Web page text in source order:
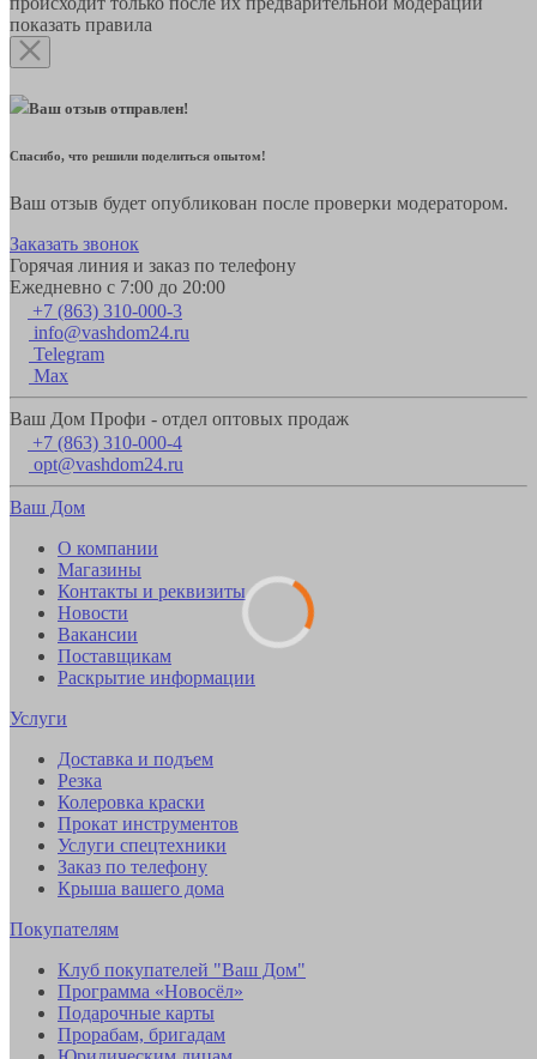
показать правила
Ваш отзыв отправлен!
Спасибо, что решили поделиться опытом!
Ваш отзыв будет опубликован после проверки модератором.
Заказать звонок
Горячая линия и заказ по телефону
Ежедневно с 7:00 до 20:00
+7 (863) 310-000-3
info@vashdom24.ru
Telegram
Max
Ваш Дом Профи - отдел оптовых продаж
+7 (863) 310-000-4
opt@vashdom24.ru
Ваш Дом
О компании
Магазины
Контакты и реквизиты
Новости
Вакансии
Поставщикам
Раскрытие информации
Услуги
Доставка и подъем
Резка
Колеровка краски
Прокат инструментов
Услуги спецтехники
Заказ по телефону
Крыша вашего дома
Покупателям
Клуб покупателей "Ваш Дом"
Программа «Новосёл»
Подарочные карты
Прорабам, бригадам